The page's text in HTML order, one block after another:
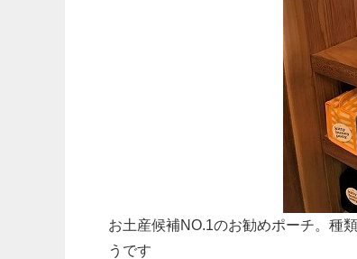
お土産候補NO.1のお勧めポーチ。種
うです